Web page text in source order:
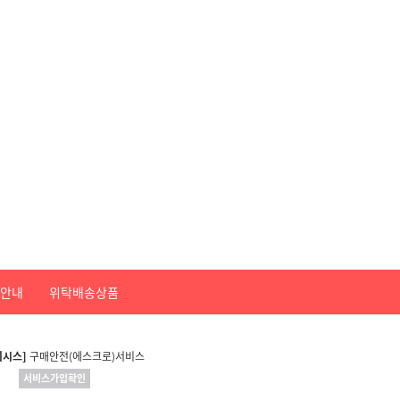
내 위탁배송상품
스] 구매안전(에스크로)서비스
서비스가입확인